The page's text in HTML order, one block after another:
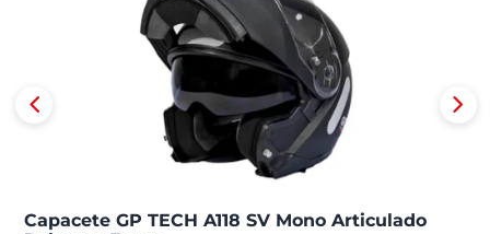
Capacete GP TECH A118 SV Mono Articulado